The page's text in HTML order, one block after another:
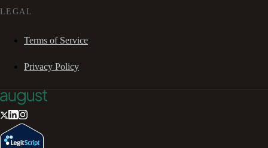
LEGAL
Terms of Service
Privacy Policy